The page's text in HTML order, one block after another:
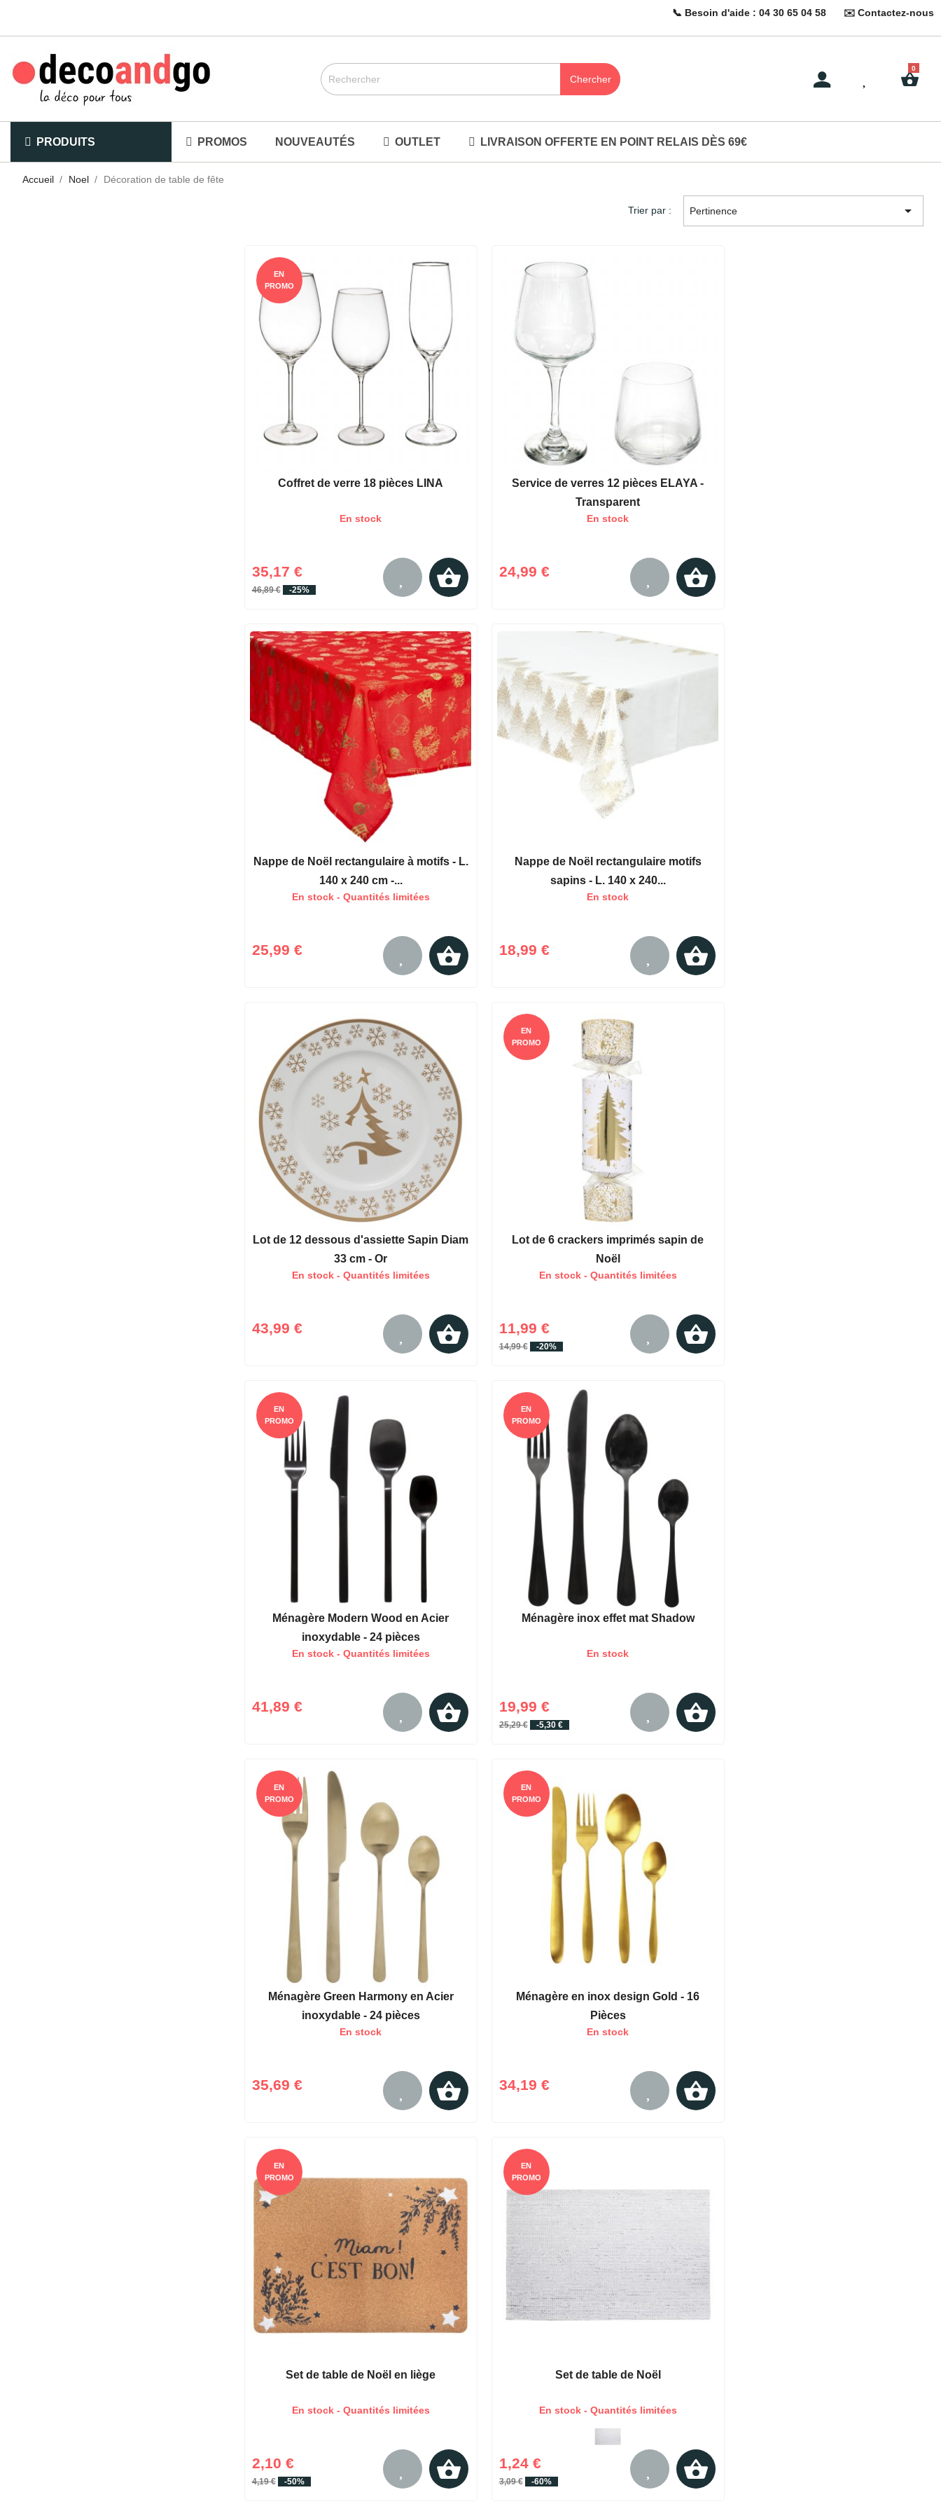
📞 Besoin d'aide : 04 30 65 04 58 ✉️ Contactez-nous
PRODUITS PROMOS NOUVEAUTÉS OUTLET LIVRAISON OFFERTE EN POINT RELAIS DÈS 69€
Accueil Noel Décoration de table de fête
Trier par : Pertinence 
Coffret de verre 18 pièces LINA
En stock
35,17 €
46,89 € -25%
EN
PROMO
Service de verres 12 pièces ELAYA -
Transparent
En stock
24,99 €
Nappe de Noël rectangulaire à motifs - L.
140 x 240 cm -...
En stock - Quantités limitées
25,99 €
Nappe de Noël rectangulaire motifs
sapins - L. 140 x 240...
En stock
18,99 €
Lot de 12 dessous d'assiette Sapin Diam
33 cm - Or
En stock - Quantités limitées
43,99 €
Lot de 6 crackers imprimés sapin de
Noël
En stock - Quantités limitées
11,99 €
14,99 € -20%
EN
PROMO
Ménagère Modern Wood en Acier
inoxydable - 24 pièces
En stock - Quantités limitées
41,89 €
EN
PROMO
Ménagère inox effet mat Shadow
En stock
19,99 €
25,29 € -5,30 €
EN
PROMO
Ménagère Green Harmony en Acier
inoxydable - 24 pièces
En stock
35,69 €
EN
PROMO
Ménagère en inox design Gold - 16
Pièces
En stock
34,19 €
EN
PROMO
Set de table de Noël en liège
En stock - Quantités limitées
2,10 €
4,19 € -50%
EN
PROMO
Set de table de Noël
En stock - Quantités limitées
1,24 €
3,09 € -60%
EN
PROMO